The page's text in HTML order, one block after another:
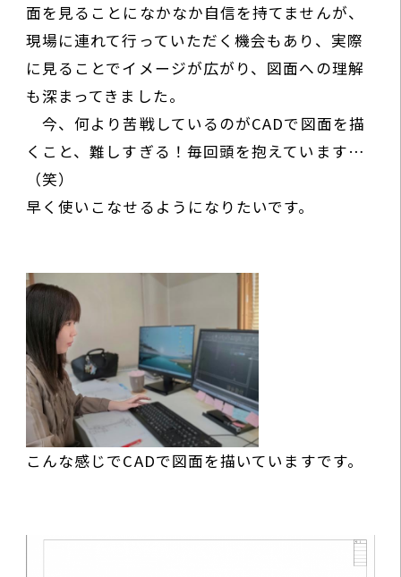
面を見ることになかなか自信を持てませんが、
現場に連れて行っていただく機会もあり、実際
に見ることでイメージが広がり、図面への理解
も深まってきました。
今、何より苦戦しているのがCADで図面を描
くこと、難しすぎる！毎回頭を抱えています…
（笑）
早く使いこなせるようになりたいです。
こんな感じでCADで図面を描いていますです。